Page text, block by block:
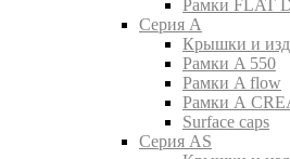
Рамки FLAT
Серия A
Крышки и
Рамки A 550
Рамки A flow
Рамки A
Surface caps
Серия AS